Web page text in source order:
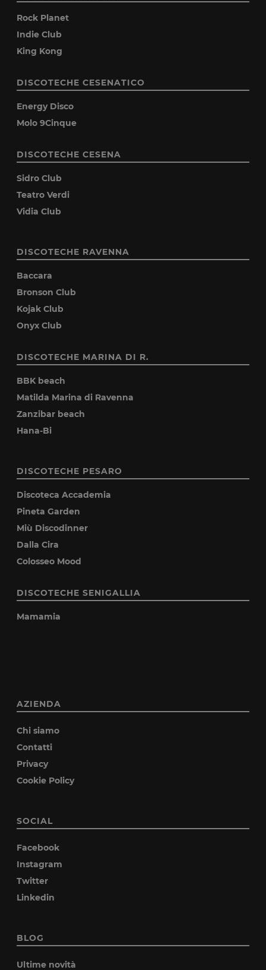
Rock Planet
Indie Club
King Kong
DISCOTECHE CESENATICO
Energy Disco
Molo 9Cinque
DISCOTECHE CESENA
Sidro Club
Teatro Verdi
Vidia Club
DISCOTECHE RAVENNA
Baccara
Bronson Club
Kojak Club
Onyx Club
DISCOTECHE MARINA DI R.
BBK beach
Matilda Marina di Ravenna
Zanzibar beach
Hana-Bi
DISCOTECHE PESARO
Discoteca Accademia
Pineta Garden
Miù Discodinner
Dalla Cira
Colosseo Mood
DISCOTECHE SENIGALLIA
Mamamia
AZIENDA
Chi siamo
Contatti
Privacy
Cookie Policy
SOCIAL
Facebook
Instagram
Twitter
Linkedin
BLOG
Ultime novità